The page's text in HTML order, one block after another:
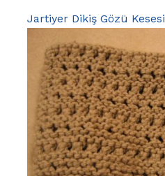
Jartiyer Dikiş Gözü Kesesi